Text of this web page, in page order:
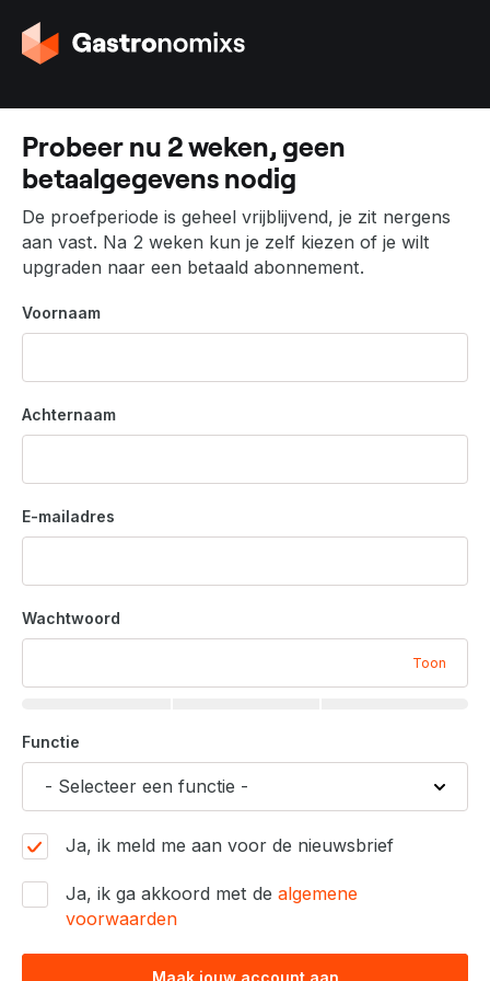
G
a
a
a
r
d
e
h
o
e
p
g
i
n
Probeer nu 2 weken, geen
betaalgegevens nodig
De proefperiode is geheel vrijblijvend, je zit nergens
aan vast. Na 2 weken kun je zelf kiezen of je wilt
upgraden naar een betaald abonnement.
Voornaam
Achternaam
E-mailadres
Wachtwoord
Toon
Functie
Ja, ik meld me aan voor de nieuwsbrief
Ja, ik ga akkoord met de algemene
voorwaarden
Maak jouw account aan